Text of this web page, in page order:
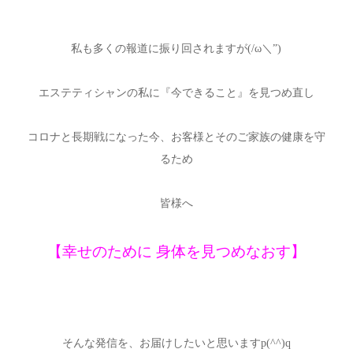
私も多くの報道に振り回されますが(/ω＼”)
エステティシャンの私に『今できること』を見つめ直し
コロナと長期戦になった今、お客様とそのご家族の健康を守
るため
皆様へ
【幸せのために 身体を見つめなおす】
そんな発信を、お届けしたいと思いますp(^^)q